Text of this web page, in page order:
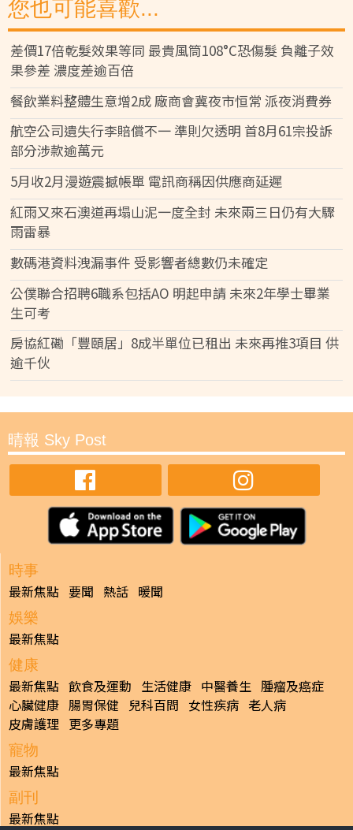
您也可能喜歡...
差價17倍乾髮效果等同 最貴風筒108°C恐傷髮 負離子效
果參差 濃度差逾百倍
餐飲業料整體生意增2成 廠商會冀夜市恒常 派夜消費券
航空公司遺失行李賠償不一 準則欠透明 首8月61宗投訴
部分涉款逾萬元
5月收2月漫遊震撼帳單 電訊商稱因供應商延遲
紅雨又來石澳道再塌山泥一度全封 未來兩三日仍有大驟
雨雷暴
數碼港資料洩漏事件 受影響者總數仍未確定
公僕聯合招聘6職系包括AO 明起申請 未來2年學士畢業
生可考
房協紅磡「豐頤居」8成半單位已租出 未來再推3項目 供
逾千伙
晴報 Sky Post
時事
最新焦點 要聞 熱話 暖聞
娛樂
最新焦點
健康
最新焦點 飲食及運動 生活健康 中醫養生 腫瘤及癌症
心臟健康 腸胃保健 兒科百問 女性疾病 老人病
皮膚護理 更多專題
寵物
最新焦點
副刊
最新焦點